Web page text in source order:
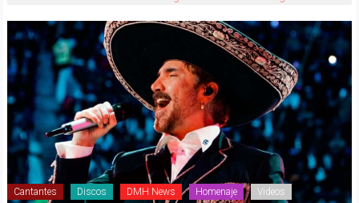
Cantantes Discos DMH News Homenaje Videos